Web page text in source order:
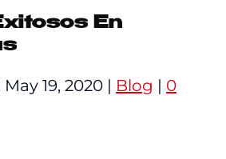
En
May 19, 2020 | Blog | 0